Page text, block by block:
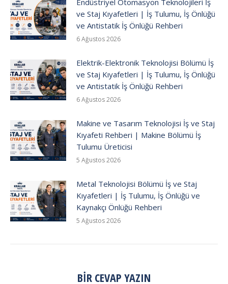
Endüstriyel Otomasyon Teknolojileri İş
ve Staj Kıyafetleri | İş Tulumu, İş Önlüğü
ve Antistatik İş Önlüğü Rehberi
6 Ağustos 2026
Elektrik-Elektronik Teknolojisi Bölümü İş
ve Staj Kıyafetleri | İş Tulumu, İş Önlüğü
ve Antistatik İş Önlüğü Rehberi
6 Ağustos 2026
Makine ve Tasarım Teknolojisi İş ve Staj
Kıyafeti Rehberi | Makine Bölümü İş
Tulumu Üreticisi
5 Ağustos 2026
Metal Teknolojisi Bölümü İş ve Staj
Kıyafetleri | İş Tulumu, İş Önlüğü ve
Kaynakçı Önlüğü Rehberi
5 Ağustos 2026
BIR CEVAP YAZIN